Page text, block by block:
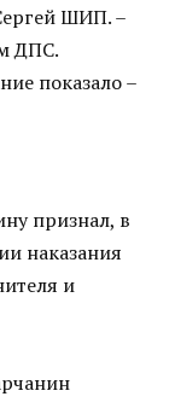
ШИП. –
ДПС.
показало –
признал, в
наказания
и